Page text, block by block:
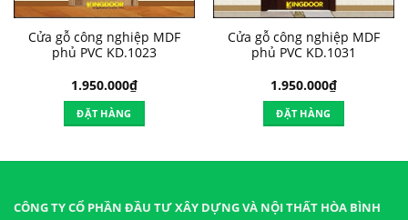
Cửa gỗ công nghiệp MDF
phủ PVC KD.1023
1.950.000₫
ĐẶT HÀNG
Cửa gỗ công nghiệp MDF
phủ PVC KD.1031
1.950.000₫
ĐẶT HÀNG
CÔNG TY CỔ PHẦN ĐẦU TƯ XÂY DỰNG VÀ NỘI THẤT HÒA BÌNH